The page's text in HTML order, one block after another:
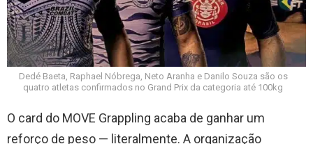
Dedé Baeta, Raphael Nóbrega, Neto Aranha e Danilo Souza são os
quatro atletas confirmados no Grand Prix da categoria até 100kg
O card do MOVE Grappling acaba de ganhar um
reforço de peso — literalmente. A organização